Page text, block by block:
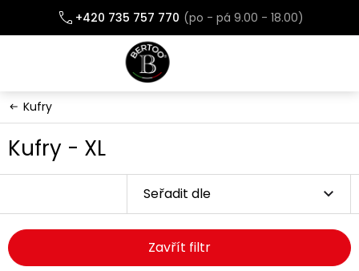
obsah
+420 735 757 770
Kufry
Kufry - XL
Seřadit dle
Zavřít filtr